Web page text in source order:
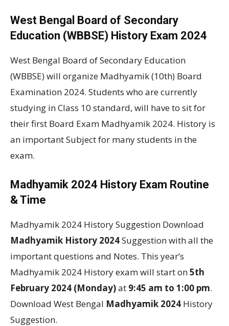
West Bengal Board of Secondary
Education (WBBSE) History Exam 2024
West Bengal Board of Secondary Education
(WBBSE) will organize Madhyamik (10th) Board
Examination 2024. Students who are currently
studying in Class 10 standard, will have to sit for
their first Board Exam Madhyamik 2024. History is
an important Subject for many students in the
exam.
Madhyamik 2024 History Exam Routine
& Time
Madhyamik 2024 History Suggestion Download
Madhyamik History 2024Suggestion with all the
important questions and Notes. This year’s
Madhyamik 2024 History exam will start on5th
February 2024 (Monday)at 9:45 am to 1:00 pm.
Download West Bengal Madhyamik 2024 History
Suggestion.